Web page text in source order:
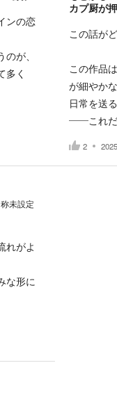
ンの恋
が、
多く
カプ厨が
この話が
この作品
が細やか
日常を送
――これ
2
未設定
れがよ
な形に